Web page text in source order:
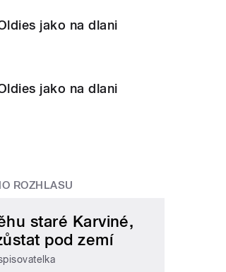
jako na dlani
jako na dlani
ROZHLASU
staré Karviné,
pod zemí